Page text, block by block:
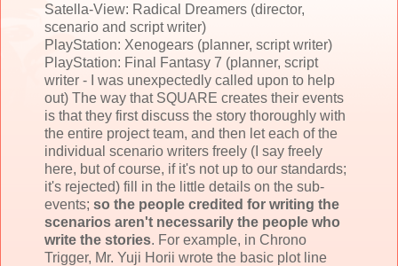
Satella-View: Radical Dreamers (director,
scenario and script writer)
PlayStation: Xenogears (planner, script writer)
PlayStation: Final Fantasy 7 (planner, script
writer - I was unexpectedly called upon to help
out) The way that SQUARE creates their events
is that they first discuss the story thoroughly with
the entire project team, and then let each of the
individual scenario writers freely (I say freely
here, but of course, if it's not up to our standards;
it's rejected) fill in the little details on the sub-
events; so the people credited for writing the
scenarios aren't necessarily the people who
write the stories. For example, in Chrono
Trigger, Mr. Yuji Horii wrote the basic plot line